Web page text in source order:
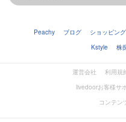
Peachy ブログ ショッピング
Kstyle
株
運営会社 利用規
livedoorお客様サ
コンテン